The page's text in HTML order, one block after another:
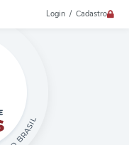
Login / Cadastro